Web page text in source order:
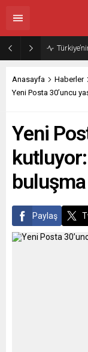
Anasayfa
Haberler
Yeni Posta 30’uncu
Yeni
buluşma
Paylaş